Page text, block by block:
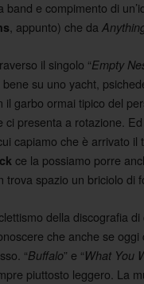
band e compimento di
, appunto) che da
il singolo “Empty
bene su uno yacht,
il garbo ormai tipico del
ci presenta a rotazione.
capiamo che è arrivato
ce la possiamo porre
trova spazio un briciolo di
della discografia
che anche se
“Buffalo” e “What You
piuttosto leggero. La